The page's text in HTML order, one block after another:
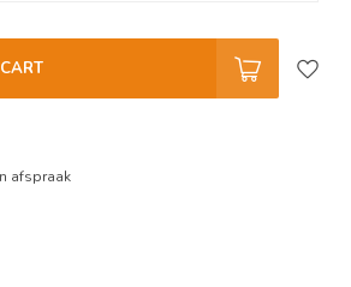
afspraak